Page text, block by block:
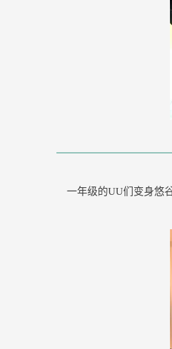
一年级的UU们变身悠